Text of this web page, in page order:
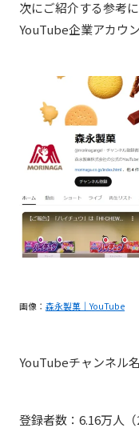
次にご紹介する参考
YouTube企業アカウ
画像： 森永製菓｜YouTube
YouTubeチャンネル名
登録者数：6.16万人（